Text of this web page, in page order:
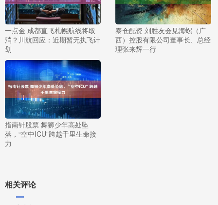
一点金 成都直飞札幌航线将取
消？川航回应：近期暂无执飞计
划
泰仓配资 刘胜友会见海螺（广
西）控股有限公司董事长、总经
理张来辉一行
指南针股票 舞狮少年高处坠
落，“空中ICU”跨越千里生命接
力
相关评论